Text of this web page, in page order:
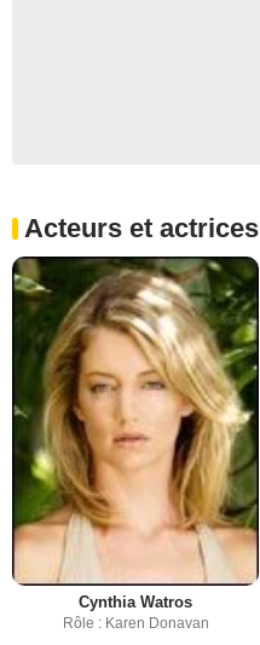
Acteurs et actrices
Cynthia Watros
Rôle : Karen Donavan